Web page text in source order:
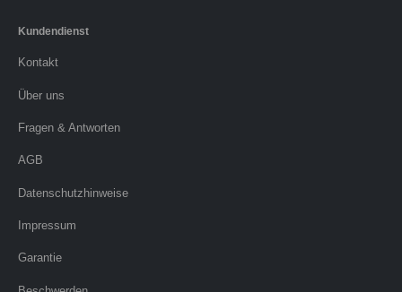
Kundendienst
Kontakt
Über uns
Fragen & Antworten
AGB
Datenschutzhinweise
Impressum
Garantie